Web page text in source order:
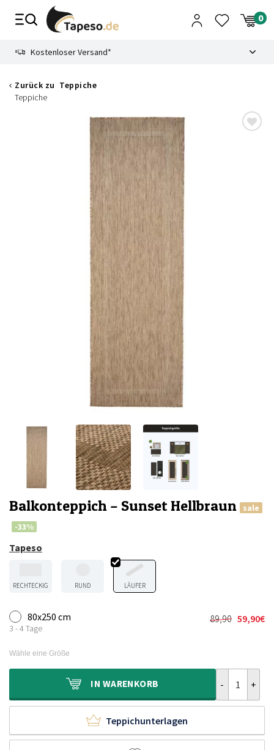
Zusammenbruch
Kostenloser Versand*
Zurück zu Teppiche
Teppiche
Balkonteppich – Sunset Hellbraun
sale
-33%
Tapeso
RECHTECKIG RUND LÄUFER
80x250 cm
3 - 4 Tage
89,90 59,90€
Aktueller
Wähle eine Größe
IN WARENKORB
Teppichunterlagen